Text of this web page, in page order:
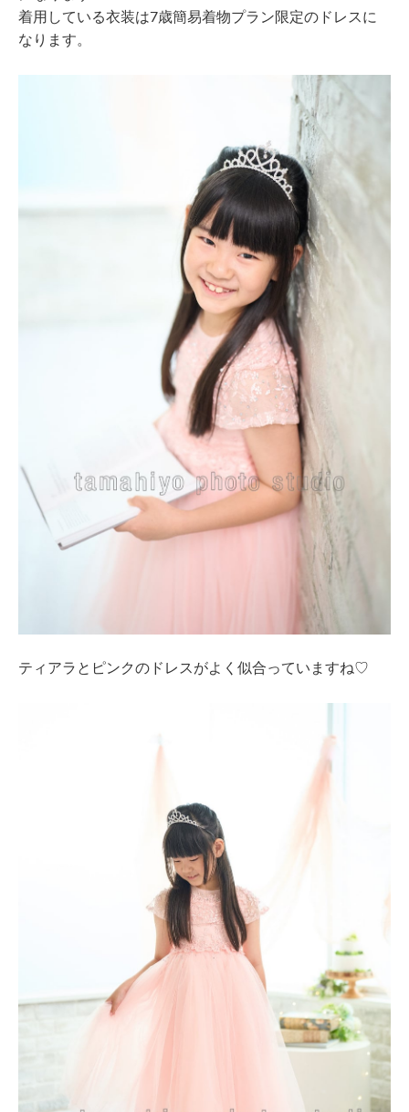
着用している衣装は7歳簡易着物プラン限定のドレスに
なります。
ティアラとピンクのドレスがよく似合っていますね♡